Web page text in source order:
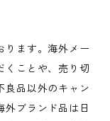
ります。海外メー
くことや、売り切
良品以外のキャン
外ブランド品は日